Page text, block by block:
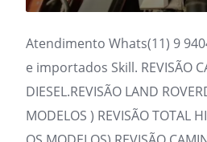
Atendimento Whats(11) 9
e importados Skill. REVISÃO
DIESEL.REVISÃO LAND
MODELOS ) REVISÃO TOTAL